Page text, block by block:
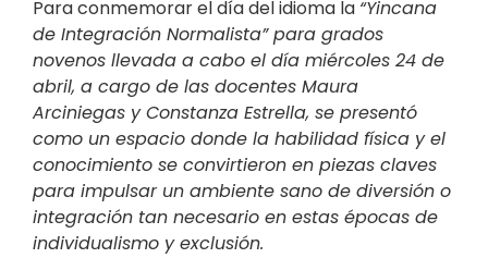
Para conmemorar el día del idioma la “Yincana
de Integración Normalista” para grados
novenos llevada a cabo el día miércoles 24 de
abril, a cargo de las docentes Maura
Arciniegas y Constanza Estrella, se presentó
como un espacio donde la habilidad física y el
conocimiento se convirtieron en piezas claves
para impulsar un ambiente sano de diversión o
integración tan necesario en estas épocas de
individualismo y exclusión.